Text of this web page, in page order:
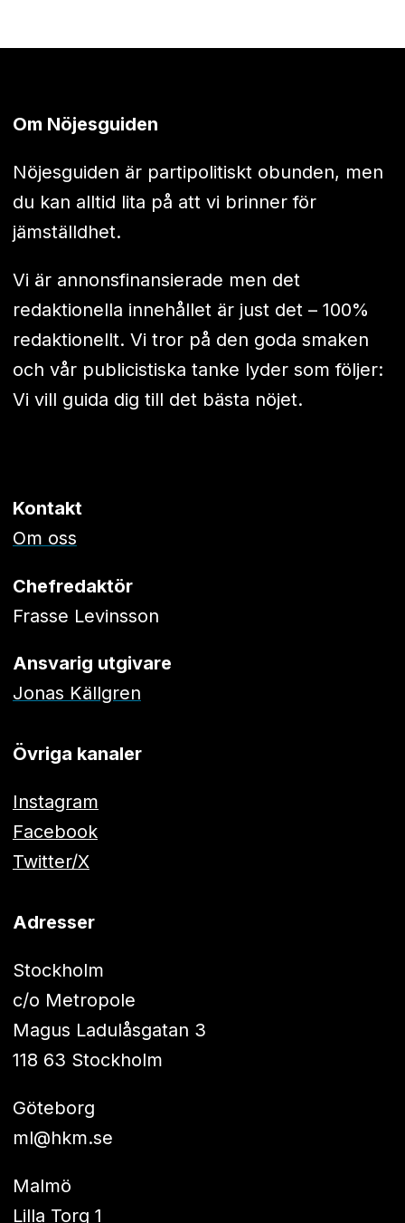
Om Nöjesguiden
Nöjesguiden är partipolitiskt obunden, men
du kan alltid lita på att vi brinner för
jämställdhet.
Vi är annonsfinansierade men det
redaktionella innehållet är just det – 100%
redaktionellt. Vi tror på den goda smaken
och vår publicistiska tanke lyder som följer:
Vi vill guida dig till det bästa nöjet.
Kontakt
Om oss
Chefredaktör
Frasse Levinsson
Ansvarig utgivare
Jonas Källgren
Övriga kanaler
Instagram
Facebook
Twitter/X
Adresser
Stockholm
c/o Metropole
Magus Ladulåsgatan 3
118 63 Stockholm
Göteborg
ml@hkm.se
Malmö
Lilla Torg 1